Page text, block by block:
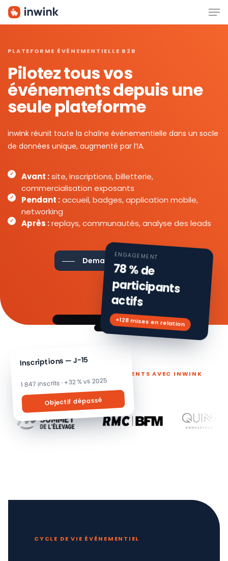
Skip
PLATEFORME ÉVÉNEMENTIELLE B2B
Pilotez tous vos
événements depuis une
seule plateforme
inwink réunit toute la chaîne événementielle dans un socle
de données unique, augmenté par l’IA.
Avant :site, inscriptions, billetterie,
commercialisation exposants
Pendant :accueil, badges, application mobile,
networking
Après :replays, communautés, analyse des leads
Demander une démo
Inscriptions — J-15
1 847 inscrits · +32 % vs 2025
Objectif dépassé
ENGAGEMENT
78 % de
participants
actifs
+128 mises en relation
ILS PILOTENT LEURS ÉVÉNEMENTS AVEC INWINK
CYCLE DE VIE ÉVÉNEMENTIEL